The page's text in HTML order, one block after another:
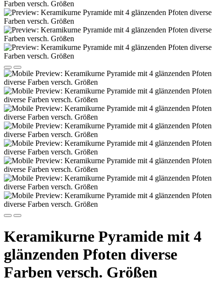
Keramikurne Pyramide mit 4
glänzenden Pfoten diverse
Farben versch. Größen